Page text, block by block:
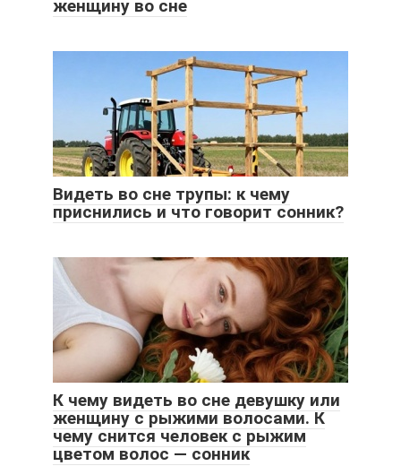
женщину во сне
Видеть во сне трупы: к чему
приснились и что говорит сонник?
К чему видеть во сне девушку или
женщину с рыжими волосами. К
чему снится человек с рыжим
цветом волос — сонник